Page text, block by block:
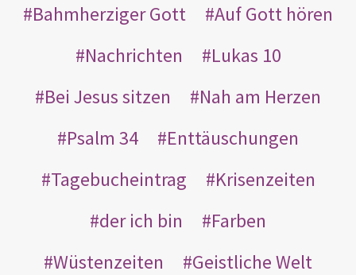
Bahmherziger Gott
Auf Gott hören
Nachrichten
Lukas 10
Bei Jesus sitzen
Nah am Herzen
Psalm 34
Enttäuschungen
Tagebucheintrag
Krisenzeiten
der ich bin
Farben
Wüstenzeiten
Geistliche Welt